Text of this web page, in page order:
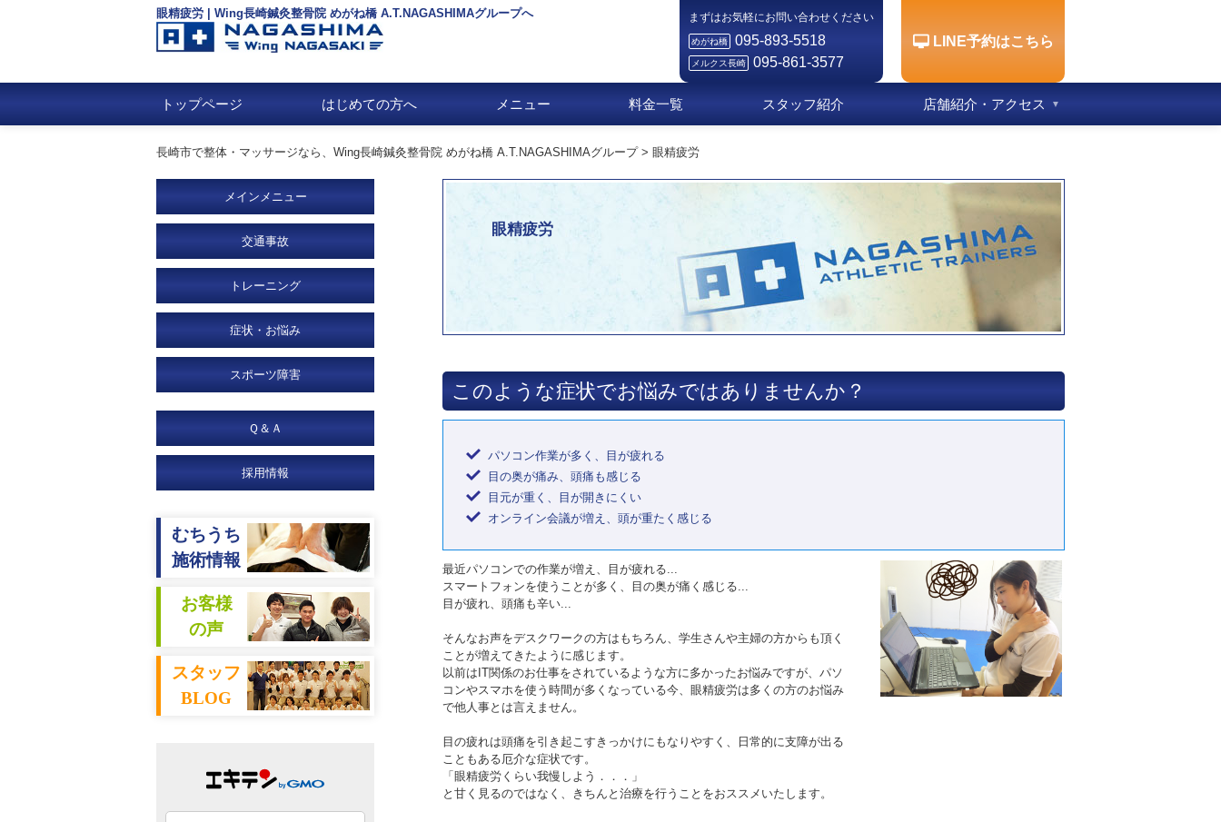
眼精疲労 | Wing長崎鍼灸整骨院 めがね橋 A.T.NAGASHIMAグループへ まずはお気軽にお問い合わせください
めがね橋 095-893-5518
メルクス長崎 095-861-3577
LINE予約はこちら
トップページ はじめての方へ メニュー 料金一覧 スタッフ紹介 店舗紹介・アクセス
長崎市で整体・マッサージなら、Wing長崎鍼灸整骨院 めがね橋 A.T.NAGASHIMAグループ> 眼精疲労
眼精疲労
このような症状でお悩みではありませんか？
パソコン作業が多く、目が疲れる
目の奥が痛み、頭痛も感じる
目元が重く、目が開きにくい
オンライン会議が増え、頭が重たく感じる
最近パソコンでの作業が増え、目が疲れる...
スマートフォンを使うことが多く、目の奥が痛く感じる...
目が疲れ、頭痛も辛い...
そんなお声をデスクワークの方はもちろん、学生さんや主婦の方からも頂く
ことが増えてきたように感じます。
以前はIT関係のお仕事をされているような方に多かったお悩みですが、パソ
コンやスマホを使う時間が多くなっている今、眼精疲労は多くの方のお悩み
で他人事とは言えません。
目の疲れは頭痛を引き起こすきっかけにもなりやすく、日常的に支障が出る
こともある厄介な症状です。
「眼精疲労くらい我慢しよう．．．」
と甘く見るのではなく、きちんと治療を行うことをおススメいたします。
メインメニュー
交通事故
トレーニング
症状・お悩み
スポーツ障害
Ｑ＆Ａ
採用情報
むちうち
施術情報
お客様
の声
スタッフ
BLOG